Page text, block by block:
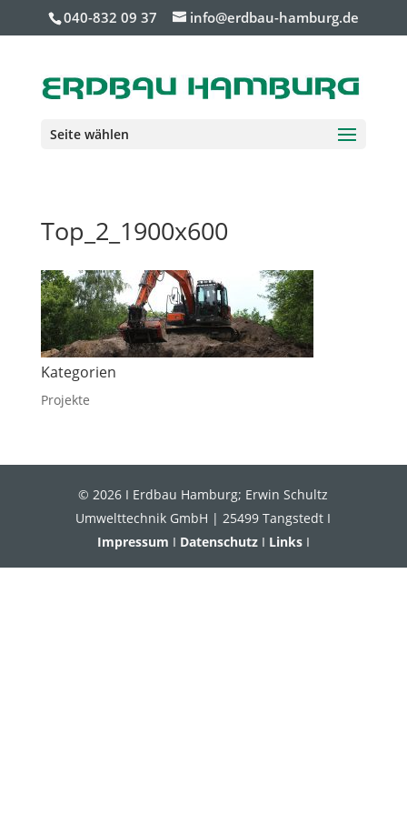
040-832 09 37 info@erdbau-hamburg.de
Seite wählen
Top_2_1900x600
Kategorien
Projekte
© 2026 I Erdbau Hamburg; Erwin Schultz
Umwelttechnik GmbH | 25499 Tangstedt I
Impressum I DatenschutzI LinksI